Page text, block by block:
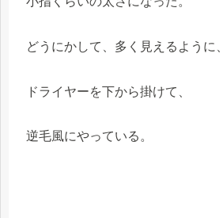
どうにかして、多く見えるように、
ドライヤーを下から掛けて、
逆毛風にやっている。